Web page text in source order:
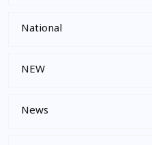
National
NEW
News